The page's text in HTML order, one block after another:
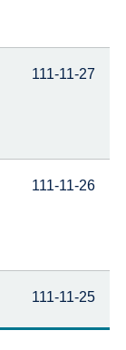
111-11-27
111-11-26
111-11-25